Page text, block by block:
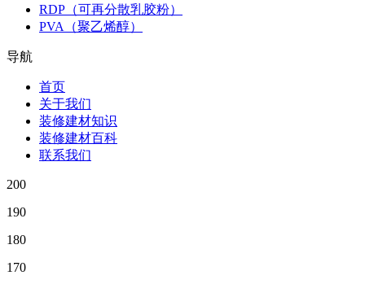
RDP（可再分散乳胶粉）
PVA（聚乙烯醇）
导航
首页
关于我们
装修建材知识
装修建材百科
联系我们
200
190
180
170